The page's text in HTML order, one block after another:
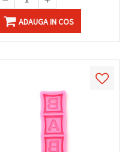
ADAUGA IN COS